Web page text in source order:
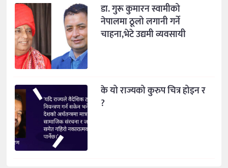
डा. गुरू कुमारन स्वामीको
नेपालमा ठूलो लगानी गर्ने
चाहना,भेटे उद्यमी व्यवसायी
के यो राज्यको कुरुप चित्र होइन र
?